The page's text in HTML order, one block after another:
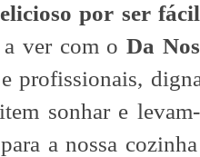
por ser
ver com o Da
profissionais,
sonhar e
a nossa